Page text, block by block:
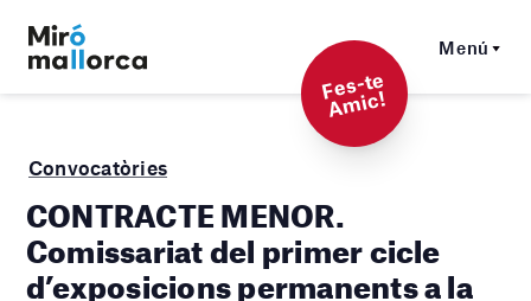
Menú
F
es-t
e
A
mi
c!
Convocatòries
CONTRACTE MENOR.
Comissariat del primer cicle
d’exposicions permanents a la